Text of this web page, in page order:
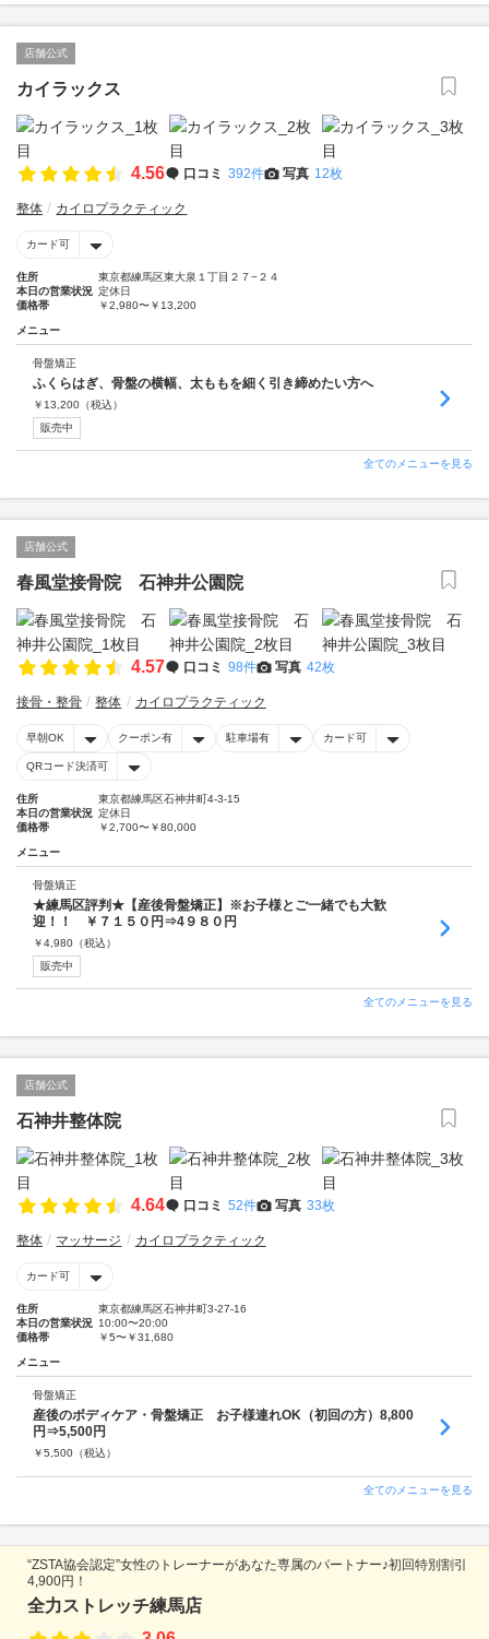
店舗公式
カイラックス
4.56 口コミ 392件 写真 12枚
整体 カイロプラクティック
カード可
住所
東京都練馬区東大泉１丁目２７−２４
本日の営業状況 定休日
価格帯
￥2,980〜￥13,200
メニュー
骨盤矯正
ふくらはぎ、骨盤の横幅、太ももを細く引き締めたい方へ
￥ 13,200 （税込）
販売中
全てのメニューを見る
店舗公式
春風堂接骨院 石神井公園院
4.57 口コミ 98件 写真 42枚
接骨・整骨 整体 カイロプラクティック
早朝OK クーポン有 駐車場有 カード可
QRコード決済可
住所
東京都練馬区石神井町4-3-15
本日の営業状況 定休日
価格帯
￥2,700〜￥80,000
メニュー
骨盤矯正
★練馬区評判★【産後骨盤矯正】※お子様とご一緒でも大歓
迎！！ ￥７１５０円⇒4９８０円
￥4,980 （税込）
販売中
全てのメニューを見る
店舗公式
石神井整体院
4.64 口コミ 52件 写真 33枚
整体 マッサージ カイロプラクティック
カード可
住所
東京都練馬区石神井町3-27-16
本日の営業状況 10:00〜20:00
価格帯
￥5〜￥31,680
メニュー
骨盤矯正
産後のボディケア・骨盤矯正 お子様連れOK（初回の方）8,800
円⇒5,500円
￥5,500 （税込）
全てのメニューを見る
“ZSTA協会認定”女性のトレーナーがあなた専属のパートナー♪初回特別割引
4,900円！
全力ストレッチ練馬店